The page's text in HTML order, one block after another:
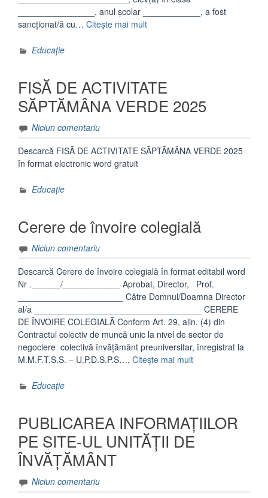
________________, anul școlar ____________, a fost
sancționat/ă cu… Citește mai mult„Model
Educație
FISĂ DE ACTIVITATE
SĂPTĂMÂNA VERDE 2025
Niciun comentariu
Descarcă FISĂ DE ACTIVITATE SĂPTĂMÂNA VERDE 2025
în format electronic word gratuit
Educație
Cerere de învoire colegială
Niciun comentariu
Descarcă Cerere de învoire colegială în format editabil word
Nr .______/____________ Aprobat, Director, Prof.
______________________ Către Domnul/Doamna Director
al/a ___________________________________ CERERE
DE ÎNVOIRE COLEGIALĂ Conform Art. 29, alin. (4) din
Contractul colectiv de muncă unic la nivel de sector de
negociere colectivă învăţământ preuniversitar, înregistrat la
M.M.F.T.S.S. – U.P.D.S.P.S…. Citește mai mult„Cerere
Educație
PUBLICAREA INFORMAȚIILOR
PE SITE-UL UNITĂȚII DE
ÎNVĂȚĂMÂNT
Niciun comentariu